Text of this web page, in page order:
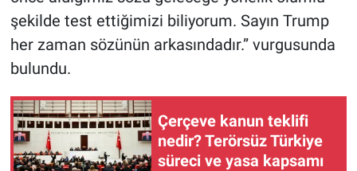
şekilde test ettiğimizi biliyorum. Sayın Trump
her zaman sözünün arkasındadır.” vurgusunda
bulundu.
Çerçeve kanun teklifi
nedir? Terörsüz Türkiye
süreci ve yasa kapsamı